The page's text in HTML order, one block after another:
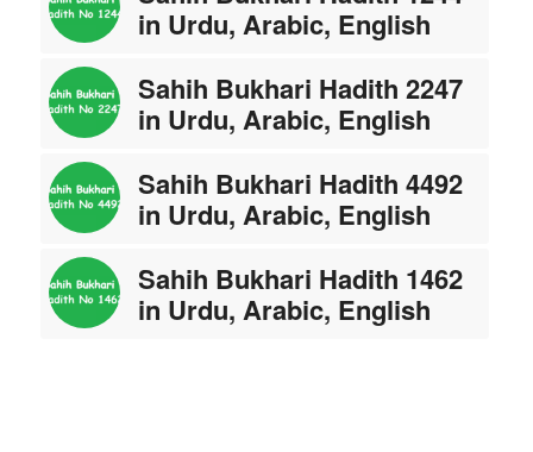
in Urdu, Arabic, English
Sahih Bukhari Hadith 2247
in Urdu, Arabic, English
Sahih Bukhari Hadith 4492
in Urdu, Arabic, English
Sahih Bukhari Hadith 1462
in Urdu, Arabic, English